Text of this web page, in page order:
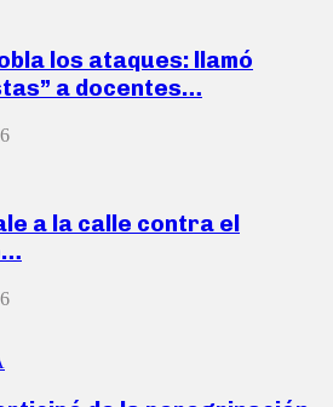
los ataques: llamó
a docentes…
a la calle contra el